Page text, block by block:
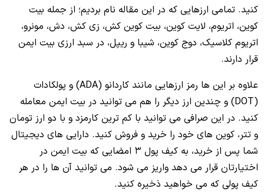
کنید. تمامی ارزهایی که در این مقاله نام بردیم؛ از جمله بیت
کوین، اتریوم، لایت کوین، بیت کوین کش، زی کش، دش، مونرو،
اتریوم کلاسیک، دوج کوین، شیبا و ریپل، در سبد ارزی بیت ایمن
قرار دارند.
علاوه بر این ها رمز ارزهایی مانند کاردانو (ADA) و پولکادات
(DOT) و چندین ارز دیگر را هم می توانید در بیت ایمن معامله
کنید. در این صرافی می توانید با کم ترین کارمزد و با دو ارز تومان
و تتر، کوین های خود را خرید و فروش کنید. دارایی های دیجیتال
شما پس از خرید، به کیف پول 3 امضایی که بیت ایمن در
اختیارتان قرار می دهد واریز می شود. می توانید آن ها را در هر
کیف پولی که می خواهید ذخیره کنید.